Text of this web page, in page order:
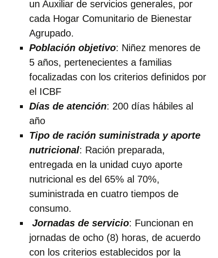
un Auxiliar de servicios generales, por
cada Hogar Comunitario de Bienestar
Agrupado.
Población objetivo: Niñez menores de
5 años, pertenecientes a familias
focalizadas con los criterios definidos por
el ICBF
Días de atención: 200 días hábiles al
año
Tipo de ración suministrada y aporte
nutricional: Ración preparada,
entregada en la unidad cuyo aporte
nutricional es del 65% al 70%,
suministrada en cuatro tiempos de
consumo.
Jornadas de servicio: Funcionan en
jornadas de ocho (8) horas, de acuerdo
con los criterios establecidos por la